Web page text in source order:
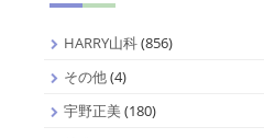
HARRY山科(856)
その他(4)
宇野正美(180)